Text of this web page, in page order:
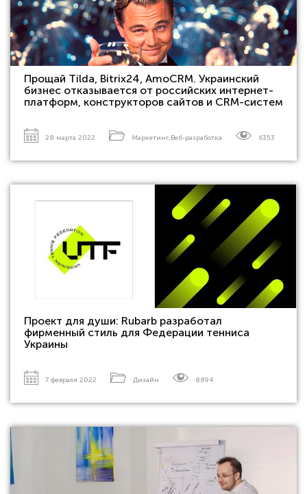
Прощай Tilda, Bitrix24, AmoCRM. Украинский
бизнес отказывается от российских интернет-
платформ, конструкторов сайтов и CRM-систем
28 марта 2022 Маркетинг,Веб-разработка 6353
Проект для души: Rubarb разработал
фирменный стиль для Федерации тенниса
Украины
7 февраля 2022 Дизайн 8894